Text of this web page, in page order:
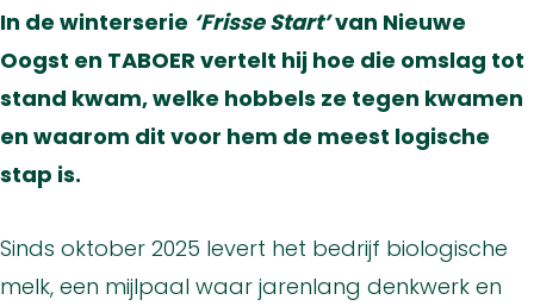
In de winterserie ‘Frisse Start’van Nieuwe
Oogst en TABOER vertelt hij hoe die omslag tot
stand kwam, welke hobbels ze tegen kwamen
en waarom dit voor hem de meest logische
stap is.
Sinds oktober 2025 levert het bedrijf biologische
melk, een mijlpaal waar jarenlang denkwerk en